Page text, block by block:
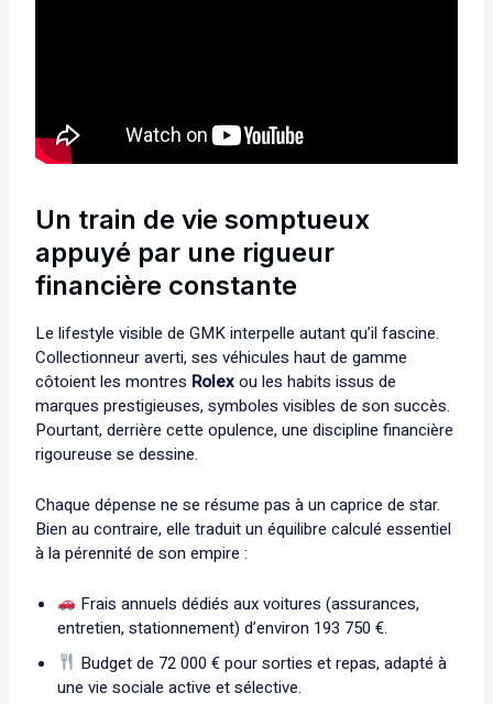
Un train de vie somptueux
appuyé par une rigueur
financière constante
Le lifestyle visible de GMK interpelle autant qu’il fascine.
Collectionneur averti, ses véhicules haut de gamme
côtoient les montres Rolexou les habits issus de
marques prestigieuses, symboles visibles de son succès.
Pourtant, derrière cette opulence, une discipline financière
rigoureuse se dessine.
Chaque dépense ne se résume pas à un caprice de star.
Bien au contraire, elle traduit un équilibre calculé essentiel
à la pérennité de son empire :
Frais annuels dédiés aux voitures (assurances,
entretien, stationnement) d’environ 193 750 €.
Budget de 72 000 € pour sorties et repas, adapté à
une vie sociale active et sélective.